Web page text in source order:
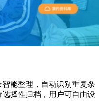
智能整理，自动识别重复条
择性归档，用户可自由设